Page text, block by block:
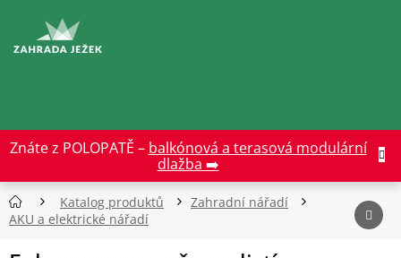
obsah
Znáte z POLOPATĚ – balkónová a terasová modulární
dlažba ➡️
Katalog produktů
Zahradní nářadí
AKU a elektrické nářadí